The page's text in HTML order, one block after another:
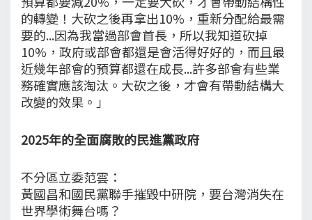
的轉變！大砍之後再拿出10%，重新分配給最需
要的...因為我當過部會首長，所以我知道砍掉
10%，政府或部會都還是會活得好好的，而且最
近幾年部會的預算都還在成長...許多部會有些業
務確實應該淘汰。大砍之後，才會有帶動結構大
改變的效果。」
2025年的全面腐敗的民進黨政府
不分區立委范雲：
黃國昌和國民黨聯手摧毀中研院，要台灣消失在
世界學術舞台嗎？